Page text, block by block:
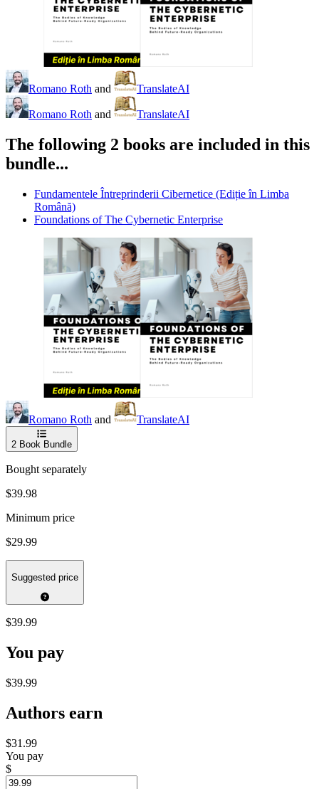
Romano Roth and TranslateAI
Romano Roth and TranslateAI
The following 2 books are included in this
bundle...
Fundamentele Întreprinderii Cibernetice (Ediție în Limba
Română)
Foundations of The Cybernetic Enterprise
Romano Roth and TranslateAI
2 Book Bundle
Bought separately
$39.98
Minimum price
$29.99
Suggested price
$39.99
You pay
$39.99
Authors earn
$31.99
You pay
$